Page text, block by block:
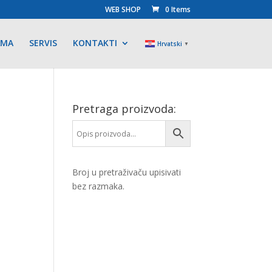
WEB SHOP 0 Items
SERVIS KONTAKTI Hrvatski ▼
Pretraga proizvoda:
Broj u pretraživaču upisivati
bez razmaka.